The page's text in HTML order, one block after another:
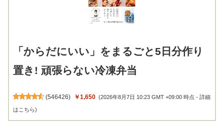
「からだにいい」をまるごと5日分作り
置き! 頑張らない冷凍弁当
(546426) ￥1,650 (2026年8月7日 10:23 GMT +09:00 時点 -詳細
はこちら)